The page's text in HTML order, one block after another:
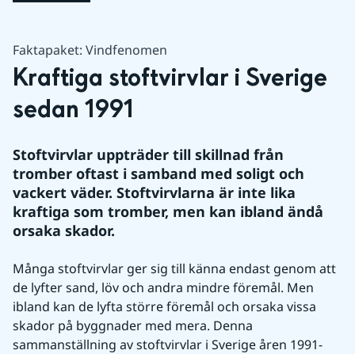
Faktapaket: Vindfenomen
Kraftiga stoftvirvlar i Sverige
sedan 1991
Stoftvirvlar uppträder till skillnad från
tromber oftast i samband med soligt och
vackert väder. Stoftvirvlarna är inte lika
kraftiga som tromber, men kan ibland ändå
orsaka skador.
Många stoftvirvlar ger sig till känna endast genom att
de lyfter sand, löv och andra mindre föremål. Men
ibland kan de lyfta större föremål och orsaka vissa
skador på byggnader med mera. Denna
sammanställning av stoftvirvlar i Sverige åren 1991-